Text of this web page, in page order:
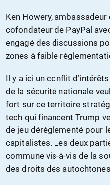
Ken Howery,
cofondateur de PayPal
engagé des discussions
zones à faible
Il y a ici un conflit
de la sécurité nationale
fort sur ce territoire
tech qui financent Trump
de jeu déréglementé pour
capitalistes. Les deux
commune vis-à-vis de la
des droits des